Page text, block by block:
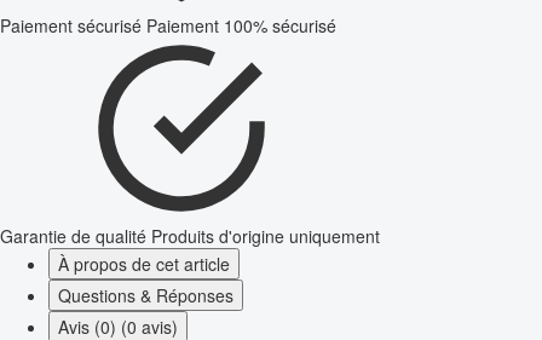
Paiement sécurisé Paiement 100% sécurisé
Garantie de qualité Produits d'origine uniquement
À propos de cet article
Questions & Réponses
Avis (0) (0 avis)